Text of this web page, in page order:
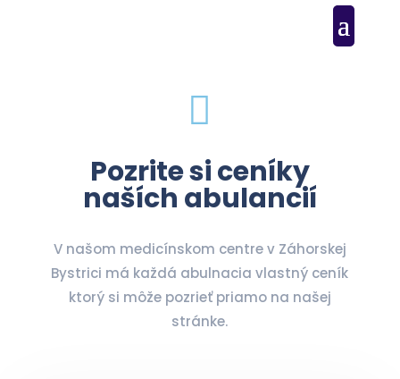

Pozrite si ceníky
naších abulancií
V našom medicínskom centre v Záhorskej
Bystrici má každá abulnacia vlastný ceník
ktorý si môže pozrieť priamo na našej
stránke.